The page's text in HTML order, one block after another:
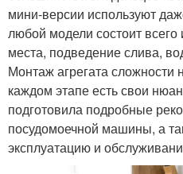
мини-версии используют
любой модели состоит
места, подведение слива,
Монтаж агрегата сложности
каждом этапе есть свои
подготовила подробные
посудомоечной машины, а
эксплуатацию и